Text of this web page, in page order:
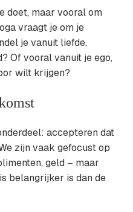
doet, maar vooral om
vraagt je om je
je vanuit liefde,
Of vooral vanuit je ego,
wilt krijgen?
accepteren dat
zijn vaak gefocust op
geld – maar
belangrijker is dan de